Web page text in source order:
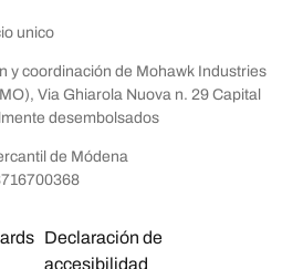
unico
y coordinación de Mohawk Industries
Via Ghiarola Nuova n. 29 Capital
desembolsados
de Módena
Declaración de
accesibilidad